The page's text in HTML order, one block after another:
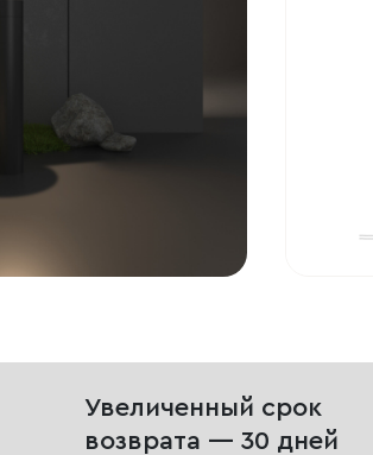
Увеличенный срок
возврата — 30 дней